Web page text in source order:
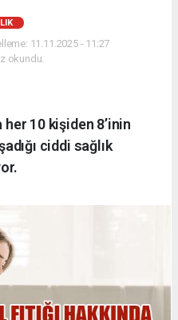
11.11.2025 - 11:27
okundu.
10 kişiden 8’inin
ciddi sağlık